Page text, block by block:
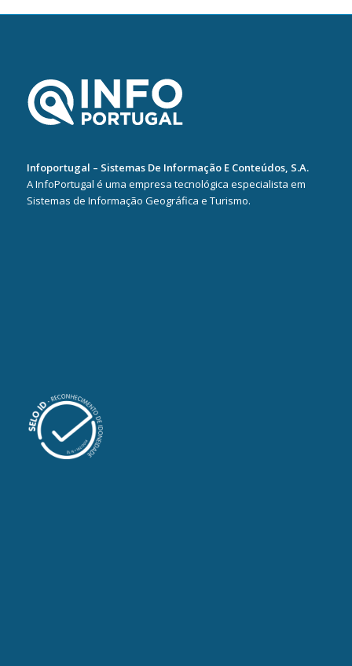
Infoportugal – Sistemas De Informação E Conteúdos, S.A.
A InfoPortugal é uma empresa tecnológica especialista em
Sistemas de Informação Geográfica e Turismo.